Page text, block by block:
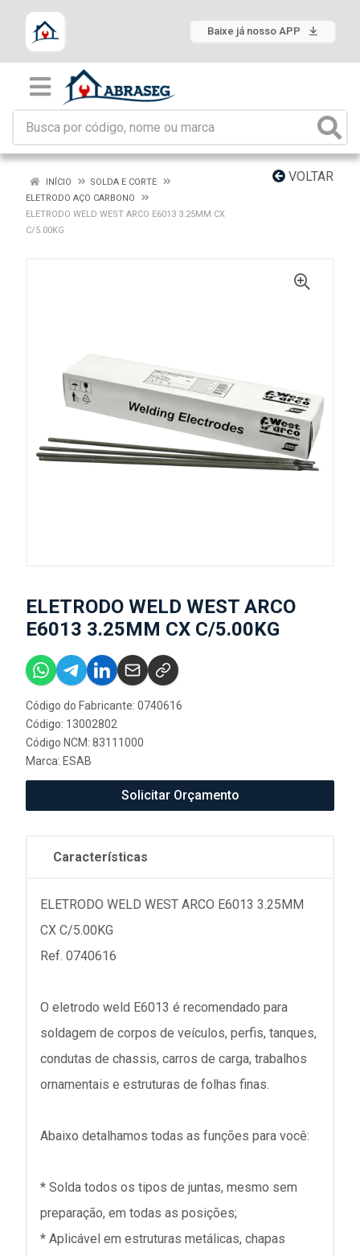
Baixe já nosso APP
VOLTAR
INÍCIO
SOLDA E CORTE
ELETRODO AÇO CARBONO
ELETRODO WELD WEST ARCO E6013 3.25MM CX
C/5.00KG
ELETRODO WELD WEST ARCO
E6013 3.25MM CX C/5.00KG
Código do Fabricante: 0740616
Código: 13002802
Código NCM: 83111000
Marca: ESAB
Solicitar Orçamento
Características
ELETRODO WELD WEST ARCO E6013 3.25MM
CX C/5.00KG
Ref. 0740616
O eletrodo weld E6013 é recomendado para
soldagem de corpos de veículos, perfis, tanques,
condutas de chassis, carros de carga, trabalhos
ornamentais e estruturas de folhas finas.
Abaixo detalhamos todas as funções para você:
* Solda todos os tipos de juntas, mesmo sem
preparação, em todas as posições;
* Aplicável em estruturas metálicas, chapas